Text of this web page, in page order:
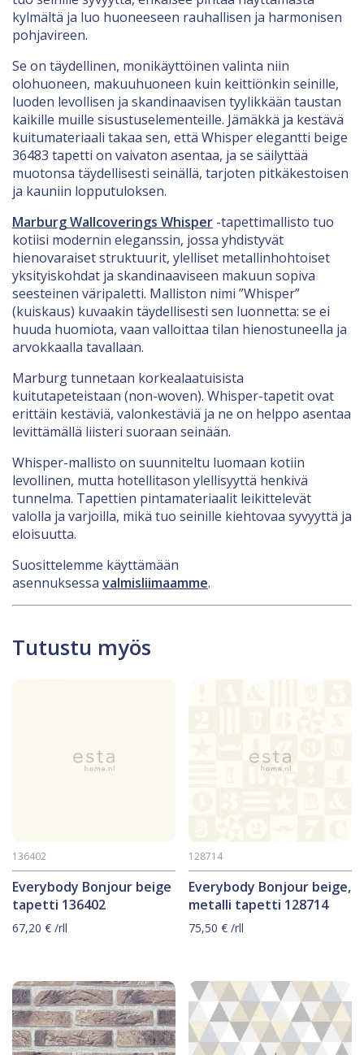
kylmältä ja luo huoneeseen rauhallisen ja harmonisen
pohjavireen.
Se on täydellinen, monikäyttöinen valinta niin
olohuoneen, makuuhuoneen kuin keittiönkin seinille,
luoden levollisen ja skandinaavisen tyylikkään taustan
kaikille muille sisustuselementeille. Jämäkkä ja kestävä
kuitumateriaali takaa sen, että Whisper elegantti beige
36483 tapetti on vaivaton asentaa, ja se säilyttää
muotonsa täydellisesti seinällä, tarjoten pitkäkestoisen
ja kauniin lopputuloksen.
Marburg Wallcoverings Whisper -tapettimallisto tuo
kotiisi modernin eleganssin, jossa yhdistyvät
hienovaraiset struktuurit, ylelliset metallinhohtoiset
yksityiskohdat ja skandinaaviseen makuun sopiva
seesteinen väripaletti. Malliston nimi ”Whisper”
(kuiskaus) kuvaakin täydellisesti sen luonnetta: se ei
huuda huomiota, vaan valloittaa tilan hienostuneella ja
arvokkaalla tavallaan.
Marburg tunnetaan korkealaatuisista
kuitutapeteistaan (non-woven). Whisper-tapetit ovat
erittäin kestäviä, valonkestäviä ja ne on helppo asentaa
levittämällä liisteri suoraan seinään.
Whisper-mallisto on suunniteltu luomaan kotiin
levollinen, mutta hotellitason ylellisyyttä henkivä
tunnelma. Tapettien pintamateriaalit leikittelevät
valolla ja varjoilla, mikä tuo seinille kiehtovaa syvyyttä ja
eloisuutta.
Suosittelemme käyttämään
asennuksessa valmisliimaamme.
Tutustu myös
Everybody Bonjour beige
tapetti 136402
136402
67,20 € /rll
Everybody Bonjour beige,
metalli tapetti 128714
128714
75,50€ /rll